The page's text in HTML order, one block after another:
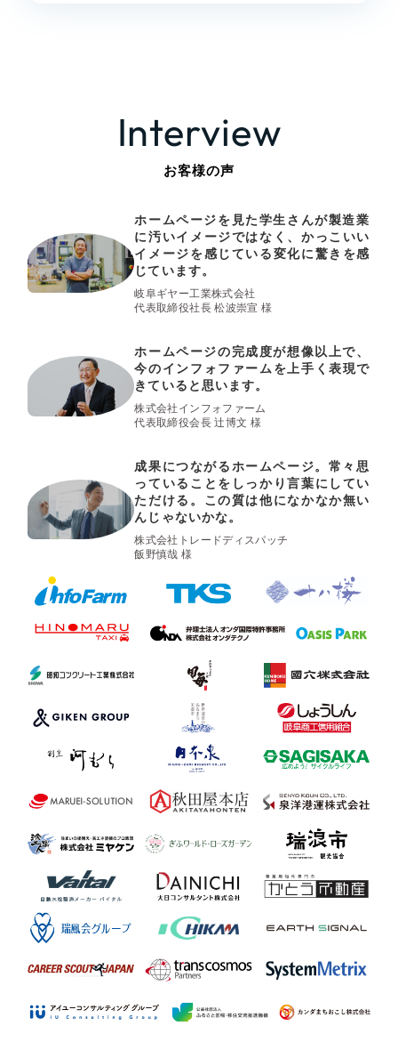
Interview
お客様の声
ホームページを見た学生さんが製造業
に汚いイメージではなく、かっこいい
イメージを感じている変化に驚きを感
じています。
岐阜ギヤー工業株式会社
代表取締役社長 松波崇宣 様
ホームページの完成度が想像以上で、
今のインフォファームを上手く表現で
きていると思います。
株式会社インフォファーム
代表取締役会長 辻󠄀博文 様
成果につながるホームページ。常々思
っていることをしっかり言葉にしてい
ただける。この質は他になかなか無い
んじゃないかな。
株式会社トレードディスパッチ
飯野慎哉 様